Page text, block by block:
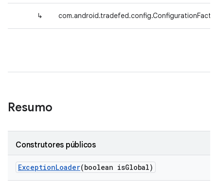
↳
Resumo
Construtores públicos
ExceptionLoader(boolean isGlobal)